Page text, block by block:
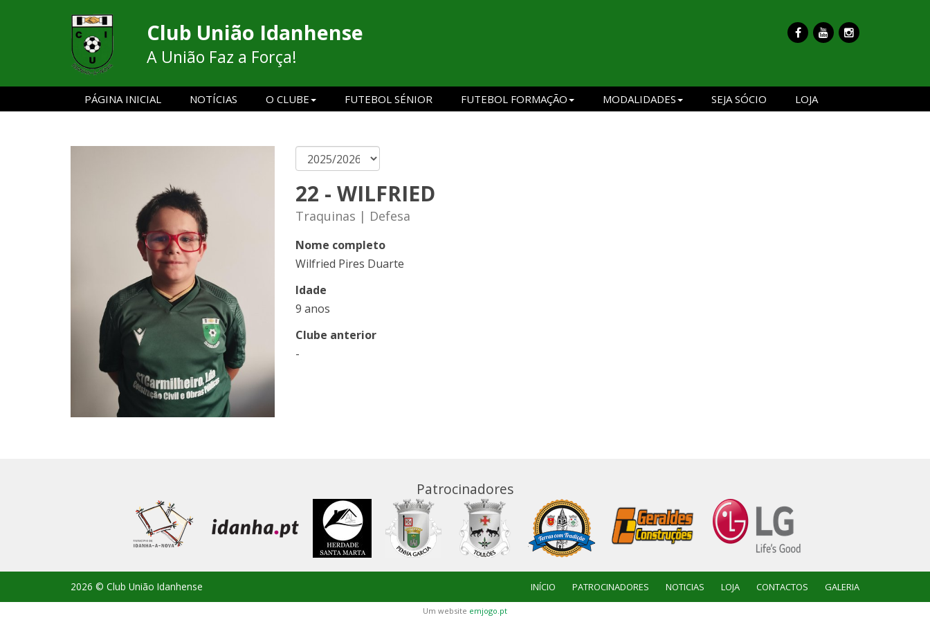
Club União Idanhense
A União Faz a Força!
PÁGINA INICIAL NOTÍCIAS O CLUBE FUTEBOL SÉNIOR FUTEBOL FORMAÇÃO MODALIDADES SEJA SÓCIO LOJA
22 - WILFRIED
Traquinas | Defesa
Nome completo
Wilfried Pires Duarte
Idade
9 anos
Clube anterior
-
Patrocinadores
2026 © Club União Idanhense INÍCIO PATROCINADORES NOTICIAS LOJA CONTACTOS GALERIA
Um website emjogo.pt